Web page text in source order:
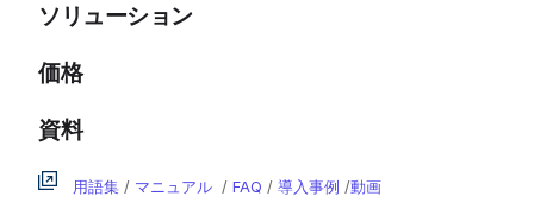
ソリューション
価格
資料
用語集 / マニュアル /FAQ /導入事例 /動画